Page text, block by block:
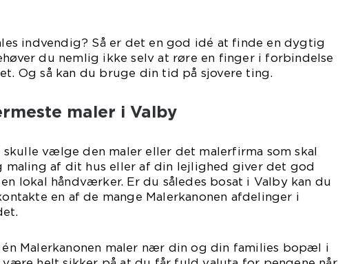
indvendig? Så er det en god idé at finde en dygtig
du nemlig ikke selv at røre en finger i forbindelse
Og så kan du bruge din tid på sjovere ting.
maler i Valby
vælge den maler eller det malerfirma som skal
maling af dit hus eller af din lejlighed giver det god
lokal håndværker. Er du således bosat i Valby kan du
en af de mange Malerkanonen afdelinger i
Malerkanonen maler nær din og din families bopæl i